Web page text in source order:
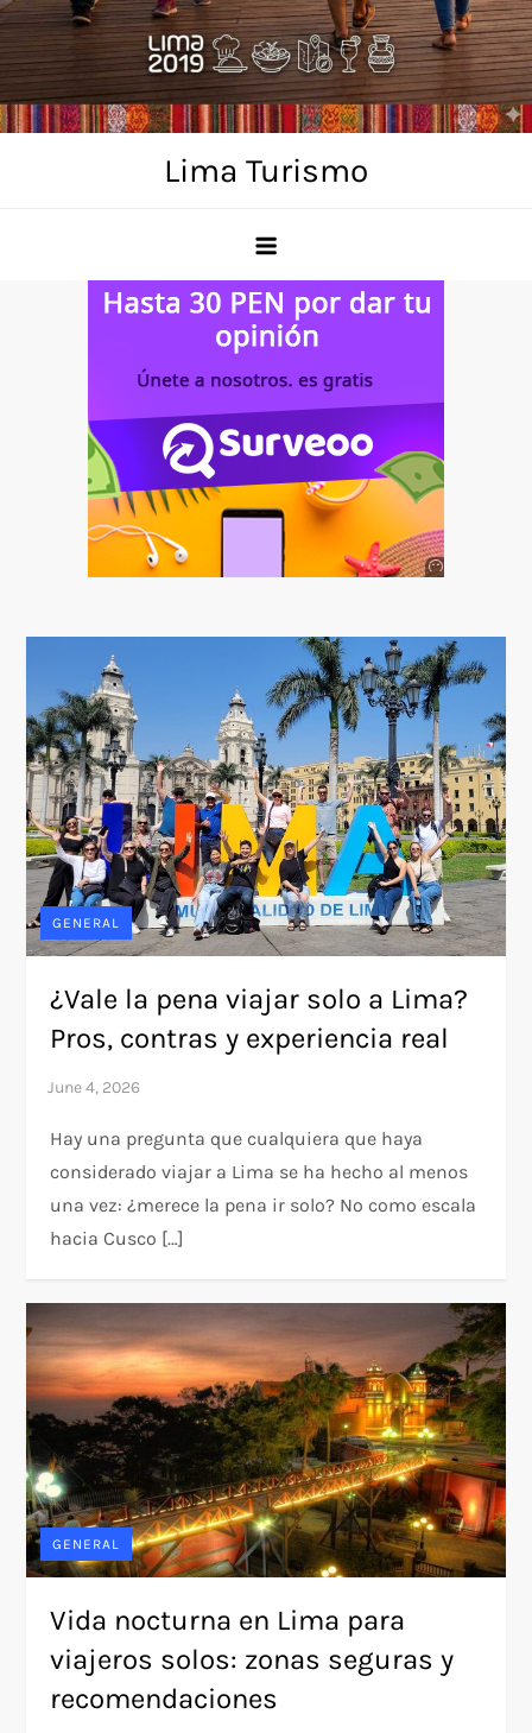
Skip
to
content
Lima Turismo
GENERAL
¿Vale la pena viajar solo a Lima?
Pros, contras y experiencia real
Hay una pregunta que cualquiera que haya
considerado viajar a Lima se ha hecho al menos
una vez: ¿merece la pena ir solo? No como escala
hacia Cusco […]
GENERAL
Vida nocturna en Lima para
viajeros solos: zonas seguras y
recomendaciones